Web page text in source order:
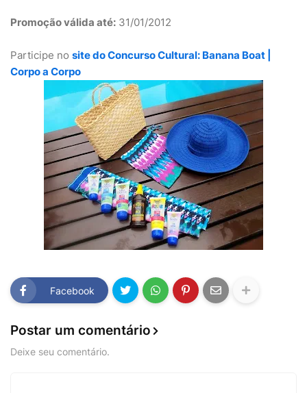
Promoção válida até: 31/01/2012
Participe no site do Concurso Cultural: Banana Boat |
Corpo a Corpo
Facebook
Postar um comentário
Deixe seu comentário.